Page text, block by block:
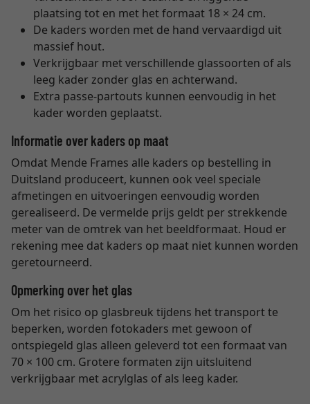
plaatsing tot en met het formaat 18 × 24 cm.
De kaders worden met de hand vervaardigd uit
massief hout.
Verkrijgbaar met verschillende glassoorten of als
leeg kader zonder glas en achterwand.
Extra passe-partouts kunnen eenvoudig in het
kader worden geplaatst.
Informatie over kaders op maat
Omdat Mende Frames alle kaders op bestelling in
Duitsland produceert, kunnen ook veel speciale
afmetingen en uitvoeringen eenvoudig worden
gerealiseerd. De vermelde prijs geldt per strekkende
meter van de omtrek van het beeldformaat. Houd er
rekening mee dat kaders op maat niet kunnen worden
geretourneerd.
Opmerking over het glas
Om het risico op glasbreuk tijdens het transport te
beperken, worden fotokaders met gewoon of
ontspiegeld glas alleen geleverd tot een formaat van
70 × 100 cm. Grotere formaten zijn uitsluitend
verkrijgbaar met acrylglas of als leeg kader.